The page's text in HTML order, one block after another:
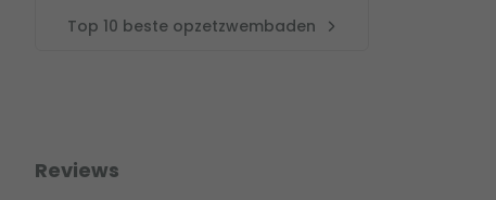
Top 10 beste opzetzwembaden
Reviews